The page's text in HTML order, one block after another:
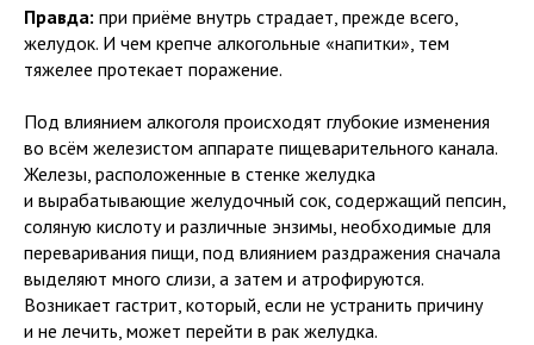
Правда: при приёме внутрь страдает, прежде всего,
желудок. И чем крепче алкогольные «напитки», тем
тяжелее протекает поражение.
Под влиянием алкоголя происходят глубокие изменения
во всём железистом аппарате пищеварительного канала.
Железы, расположенные в стенке желудка
и вырабатывающие желудочный сок, содержащий пепсин,
соляную кислоту и различные энзимы, необходимые для
переваривания пищи, под влиянием раздражения сначала
выделяют много слизи, а затем и атрофируются.
Возникает гастрит, который, если не устранить причину
и не лечить, может перейти в рак желудка.